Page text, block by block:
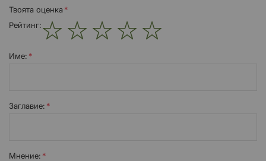
Твоята оценка
Рейтинг:
Име:
Заглавиe:
Мнение: